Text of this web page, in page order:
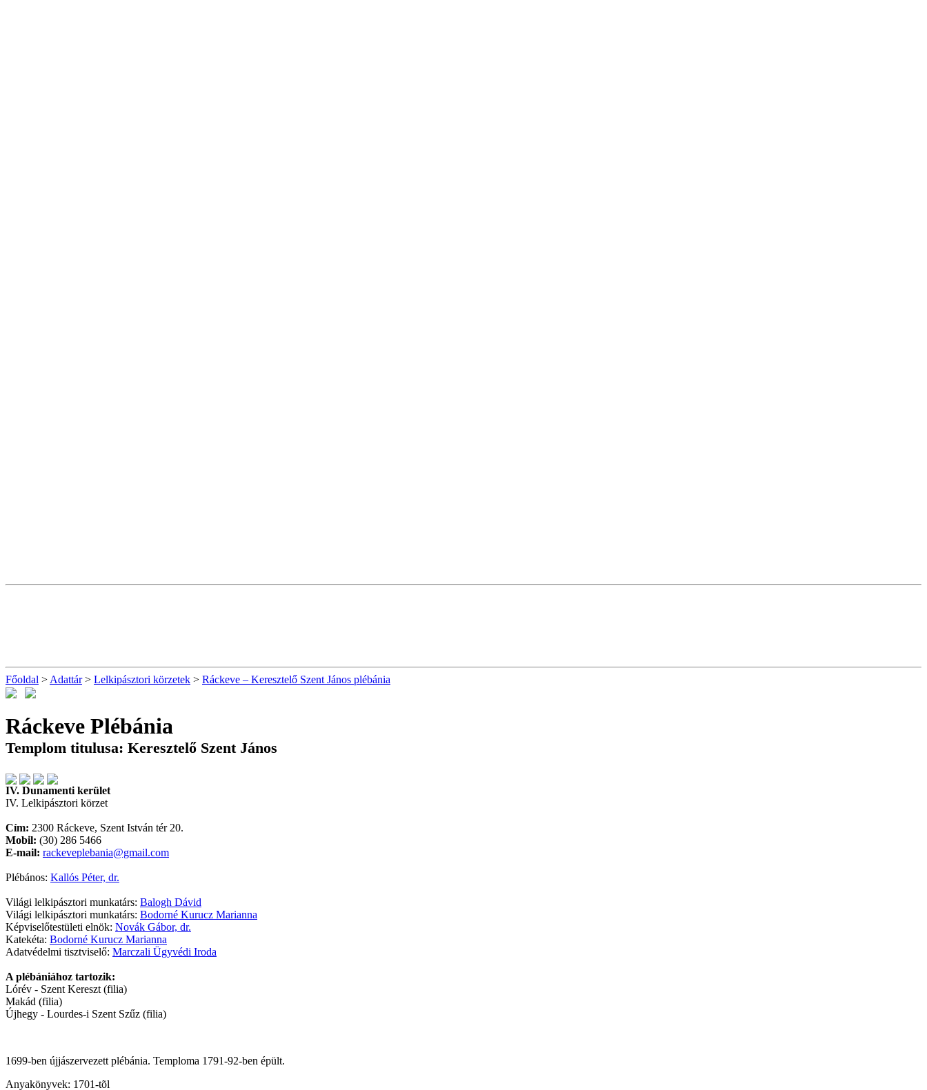
Főoldal > Adattár> Lelkipásztori körzetek > Ráckeve – Keresztelő Szent János plébánia
Ráckeve Plébánia
Templom titulusa: Keresztelő Szent János
IV. Dunamenti kerület
IV. Lelkipásztori körzet
Cím: 2300 Ráckeve, Szent István tér 20.
Mobil: (30) 286 5466
E-mail: rackeveplebania@gmail.com
Plébános: Kallós Péter, dr.
Világi lelkipásztori munkatárs: Balogh Dávid
Világi lelkipásztori munkatárs: Bodorné Kurucz Marianna
Képviselőtestületi elnök: Novák Gábor, dr.
Katekéta: Bodorné Kurucz Marianna
Adatvédelmi tisztviselő: Marczali Ügyvédi Iroda
A plébániához tartozik:
Lórév - Szent Kereszt (filia)
Makád (filia)
Újhegy - Lourdes-i Szent Szűz (filia)
1699-ben újjászervezett plébánia. Temploma 1791-92-ben épült.
Anyakönyvek: 1701-tõl